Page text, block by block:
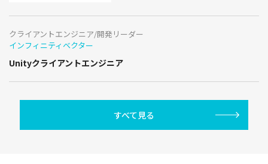
クライアントエンジニア/開発リーダー
インフィニティベクター
Unityクライアントエンジニア
すべて見る